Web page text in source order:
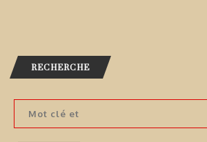
RECHERCHE